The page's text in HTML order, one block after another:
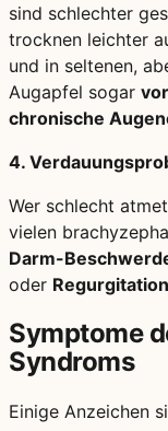
sind schlechter
trocknen leichter
und in seltenen,
Augapfel sogar
chronische
4.
Wer schlecht
vielen
Darm-
oder Regurgitation
Symptome
Syndroms
Einige Anzeichen